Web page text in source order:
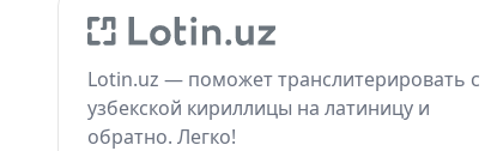
Lotin.uz — поможет транслитерировать с
узбекской кириллицы на латиницу и
обратно. Легко!